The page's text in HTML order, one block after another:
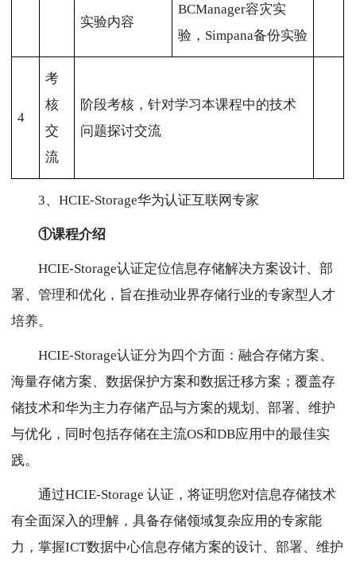
实验内容
BCManager容灾实
验，Simpana备份实验
4
考
核
交
流
阶段考核，针对学习本课程中的技术
问题探讨交流
3、HCIE-Storage华为认证互联网专家
①课程介绍
HCIE-Storage认证定位信息存储解决方案设计、部
署、管理和优化，旨在推动业界存储行业的专家型人才
培养。
HCIE-Storage认证分为四个方面：融合存储方案、
海量存储方案、数据保护方案和数据迁移方案；覆盖存
储技术和华为主力存储产品与方案的规划、部署、维护
与优化，同时包括存储在主流OS和DB应用中的最佳实
践。
通过HCIE-Storage 认证，将证明您对信息存储技术
有全面深入的理解，具备存储领域复杂应用的专家能
力，掌握ICT数据中心信息存储方案的设计、部署、维护